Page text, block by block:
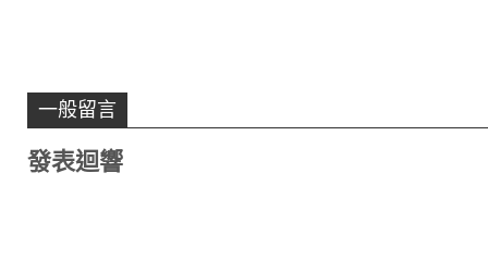
一般留言
發表迴響